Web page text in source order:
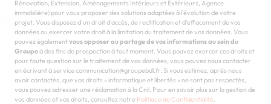
Rénovation, Extension, Aménagements Intérieurs et Extérieurs, Agence
immobilière) pour vous proposer des solutions adaptées à l'évolution de votre
projet. Vous disposez d'un droit d'accès, de rectification et d'effacement de vos
données ou exercer votre droit à la limitation du traitement de vos données. Vous
pouvez égalementvous opposer au partage de vos informations au sein du
Groupeà des fins de prospection à tout moment. Vous pouvez exercer ces droits et
pour toute question sur le traitement de vos données, vous pouvez nous contacter
en écrivant à service communication@groupebdl.fr. Si vous estimez, après nous
avoir contactés, que vos droits « informatique et libertés » ne sont pas respectés,
vous pouvez adresser une réclamation à la Cnil. Pour en savoir plus sur la gestion de
vos données et vos droits, consultez notre Politique de Confidentialité.